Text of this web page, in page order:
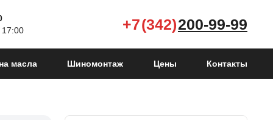
17:00
+7 (342)200-99-99
масла Шиномонтаж Цены Контакты